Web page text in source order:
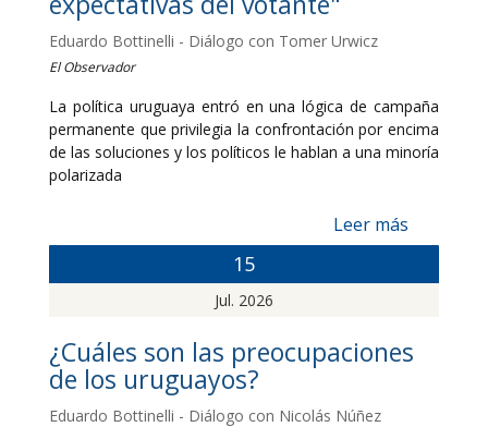
Eduardo Bottinelli - Diálogo con Tomer Urwicz
El Observador
La política uruguaya entró en una lógica de campaña
permanente que privilegia la confrontación por encima
de las soluciones y los políticos le hablan a una minoría
polarizada
Leer más
15
Jul. 2026
¿Cuáles son las preocupaciones
de los uruguayos?
Eduardo Bottinelli - Diálogo con Nicolás Núñez